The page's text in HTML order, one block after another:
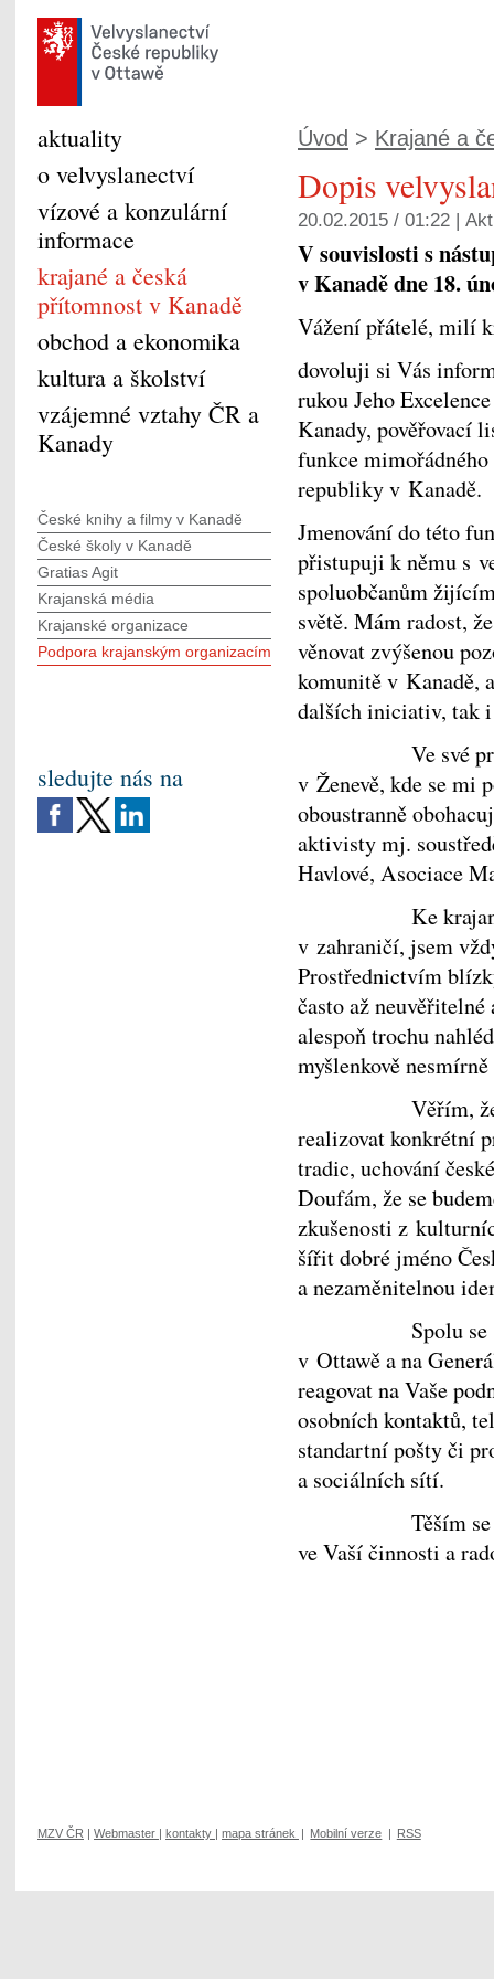
Úvod > Krajané a
Dopis
20.02.2015 / 01:22 |
V souvislosti s
v Kanadě dne 18.
Vážení přátelé, milí
dovoluji si Vás
rukou Jeho
Kanady, pověřovací
funkce mimořádného
republiky v Kanadě.
Jmenování do této
přistupuji k němu s
spoluobčanům
světě. Mám radost,
věnovat zvýšenou
komunitě v Kanadě,
dalších iniciativ, tak
Ve své práci
v Ženevě, kde se mi
oboustranně
aktivisty mj.
Havlové, Asociace
Ke krajanské
v zahraničí, jsem
Prostřednictvím
často až
alespoň trochu
myšlenkově
Věřím, že se
realizovat konkrétní
tradic, uchování
Doufám, že se
zkušenosti z
šířit dobré jméno
a nezaměnitelnou
Spolu se svým
v Ottawě a na
reagovat na Vaše
osobních kontaktů,
standartní pošty či
a sociálních sítí.
Těším se na
ve Vaší činnosti a
aktuality
o velvyslanectví
vízové a konzulární
informace
krajané a česká
přítomnost v Kanadě
obchod a ekonomika
kultura a školství
vzájemné vztahy ČR a
Kanady
České knihy a filmy v Kanadě
České školy v Kanadě
Gratias Agit
Krajanská média
Krajanské organizace
Podpora krajanským organizacím
sledujte nás na
MZV ČR | Webmaster | kontakty | mapa stránek | Mobilní verze | RSS